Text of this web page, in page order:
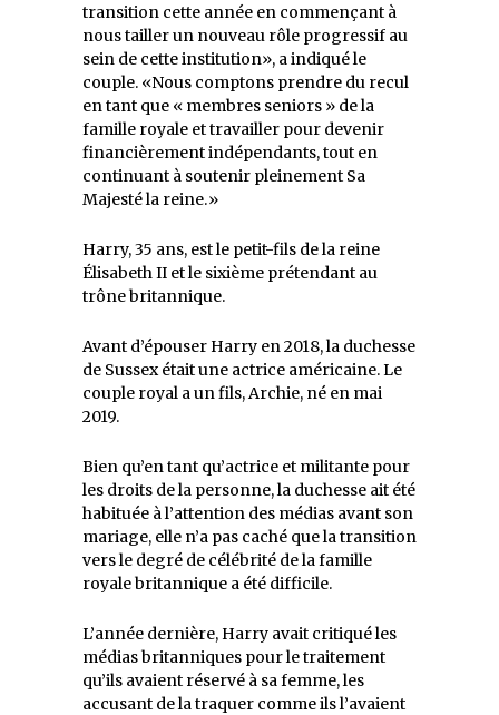
transition cette année en commençant à
nous tailler un nouveau rôle progressif au
sein de cette institution», a indiqué le
couple. «Nous comptons prendre du recul
en tant que « membres seniors » de la
famille royale et travailler pour devenir
financièrement indépendants, tout en
continuant à soutenir pleinement Sa
Majesté la reine.»
Harry, 35 ans, est le petit-fils de la reine
Élisabeth II et le sixième prétendant au
trône britannique.
Avant d’épouser Harry en 2018, la duchesse
de Sussex était une actrice américaine. Le
couple royal a un fils, Archie, né en mai
2019.
Bien qu’en tant qu’actrice et militante pour
les droits de la personne, la duchesse ait été
habituée à l’attention des médias avant son
mariage, elle n’a pas caché que la transition
vers le degré de célébrité de la famille
royale britannique a été difficile.
L’année dernière, Harry avait critiqué les
médias britanniques pour le traitement
qu’ils avaient réservé à sa femme, les
accusant de la traquer comme ils l’avaient